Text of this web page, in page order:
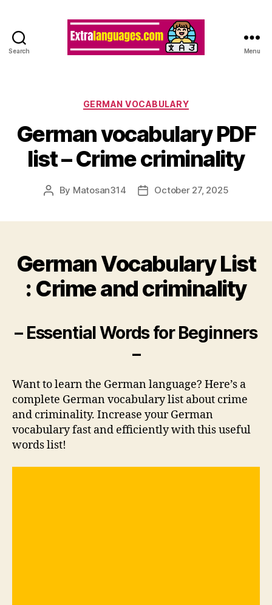
Search Menu
Categories
GERMAN VOCABULARY
German vocabulary PDF
list – Crime criminality
Post
By Matosan314
PostOctober 27, 2025
German Vocabulary List
: Crime and criminality
– Essential Words for Beginners
–
Want to learn the German language? Here’s a
complete German vocabulary list about crime
and criminality. Increase your German
vocabulary fast and efficiently with this useful
words list!